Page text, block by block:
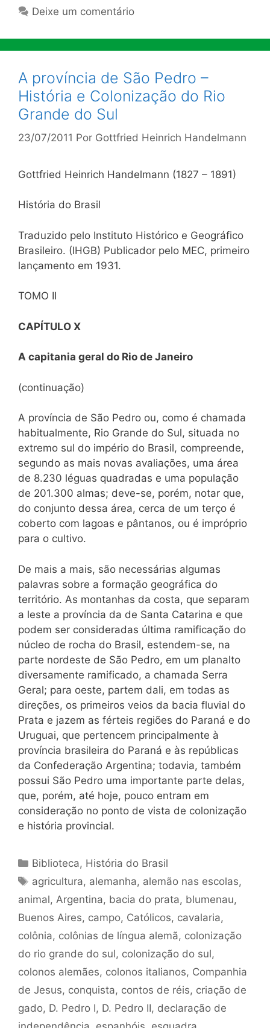
Deixe um comentário
A província de São Pedro –
História e Colonização do Rio
Grande do Sul
23/07/2011 Por Gottfried Heinrich Handelmann
Gottfried Heinrich Handelmann (1827 – 1891)
História do Brasil
Traduzido pelo Instituto Histórico e Geográfico
Brasileiro. (IHGB) Publicador pelo MEC, primeiro
lançamento em 1931.
TOMO II
CAPÍTULO X
A capitania geral do Rio de Janeiro
(continuação)
A província de São Pedro ou, como é chamada
habitualmente, Rio Grande do Sul, situada no
extremo sul do império do Brasil, compreende,
segundo as mais novas avaliações, uma área
de 8.230 léguas quadradas e uma população
de 201.300 almas; deve-se, porém, notar que,
do conjunto dessa área, cerca de um terço é
coberto com lagoas e pântanos, ou é impróprio
para o cultivo.
De mais a mais, são necessárias algumas
palavras sobre a formação geográfica do
território. As montanhas da costa, que separam
a leste a província da de Santa Catarina e que
podem ser consideradas última ramificação do
núcleo de rocha do Brasil, estendem-se, na
parte nordeste de São Pedro, em um planalto
diversamente ramificado, a chamada Serra
Geral; para oeste, partem dali, em todas as
direções, os primeiros veios da bacia fluvial do
Prata e jazem as férteis regiões do Paraná e do
Uruguai, que pertencem principalmente à
província brasileira do Paraná e às repúblicas
da Confederação Argentina; todavia, também
possui São Pedro uma importante parte delas,
que, porém, até hoje, pouco entram em
consideração no ponto de vista de colonização
e história provincial.
Categorias
Biblioteca, História do Brasil
Tags
agricultura, alemanha, alemão nas escolas,
animal, Argentina, bacia do prata, blumenau,
Buenos Aires, campo, Católicos, cavalaria,
colônia, colônias de língua alemã, colonização
do rio grande do sul, colonização do sul,
colonos alemães, colonos italianos, Companhia
de Jesus, conquista, contos de réis, criação de
gado, D. Pedro I, D. Pedro II, declaração de